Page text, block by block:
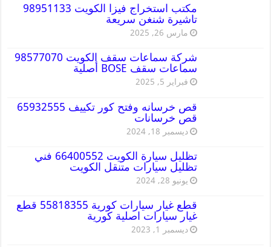
مكتب استخراج فيزا الكويت 98951133
تاشيرة شنغن سريعة
مارس 26, 2025
شركة سماعات سقف الكويت 98577070
سماعات سقف BOSE أصلية
فبراير 5, 2025
قص خرسانه وفتح كور تكييف 65932555
قص خرسانات
ديسمبر 18, 2024
تظليل سيارة الكويت 66400552 فني
تظليل سيارات متنقل الكويت
يونيو 28, 2024
قطع غيار سيارات كورية 55818355 قطع
غيار سيارات اصلية كورية
ديسمبر 1, 2023